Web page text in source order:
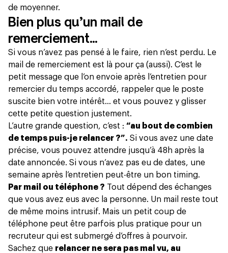
de moyenner.
Bien plus qu’un mail de
remerciement…
Si vous n’avez pas pensé à le faire, rien n’est perdu. Le
mail de remerciement est là pour ça (aussi). C’est le
petit message que l’on envoie après l’entretien pour
remercier du temps accordé, rappeler que le poste
suscite bien votre intérêt… et vous pouvez y glisser
cette petite question justement.
L’autre grande question, c’est : “au bout de combien
de temps puis-je relancer ?”. Si vous avez une date
précise, vous pouvez attendre jusqu’à 48h après la
date annoncée. Si vous n’avez pas eu de dates, une
semaine après l’entretien peut-être un bon timing.
Par mail ou téléphone ? Tout dépend des échanges
que vous avez eus avec la personne. Un mail reste tout
de même moins intrusif. Mais un petit coup de
téléphone peut être parfois plus pratique pour un
recruteur qui est submergé d’offres à pourvoir.
Sachez que relancer ne sera pas mal vu, au